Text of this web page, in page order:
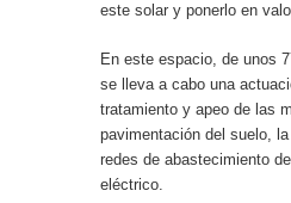
este solar y ponerlo en
En este espacio, de unos
se lleva a cabo una
tratamiento y apeo de las
pavimentación del suelo,
redes de abastecimiento
eléctrico.